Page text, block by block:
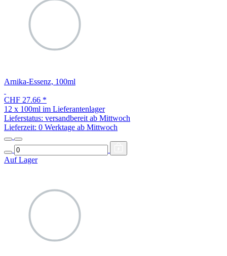
Arnika-Essenz, 100ml
CHF 27.66 *
12 x 100ml im Lieferantenlager
Lieferstatus: versandbereit ab Mittwoch
Lieferzeit: 0 Werktage ab Mittwoch
Auf Lager